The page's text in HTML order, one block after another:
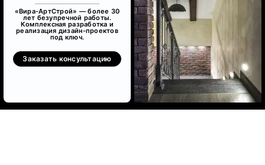
«Вира-АртСтрой» — более 30
лет безупречной работы.
Комплексная разработка и
реализация дизайн-проектов
под ключ.
Заказать консультацию